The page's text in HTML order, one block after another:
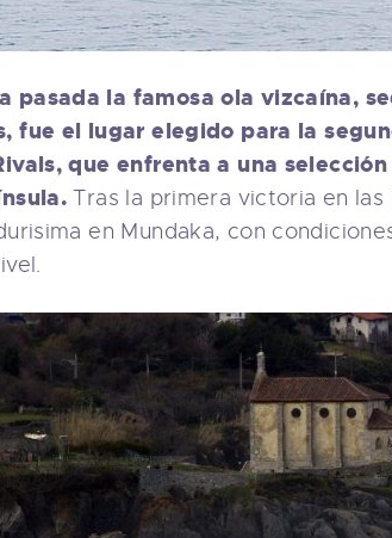
pasada la famosa ola vizcaína,
fue el lugar elegido para la
que enfrenta a una
Tras la primera victoria en las
en Mundaka, con